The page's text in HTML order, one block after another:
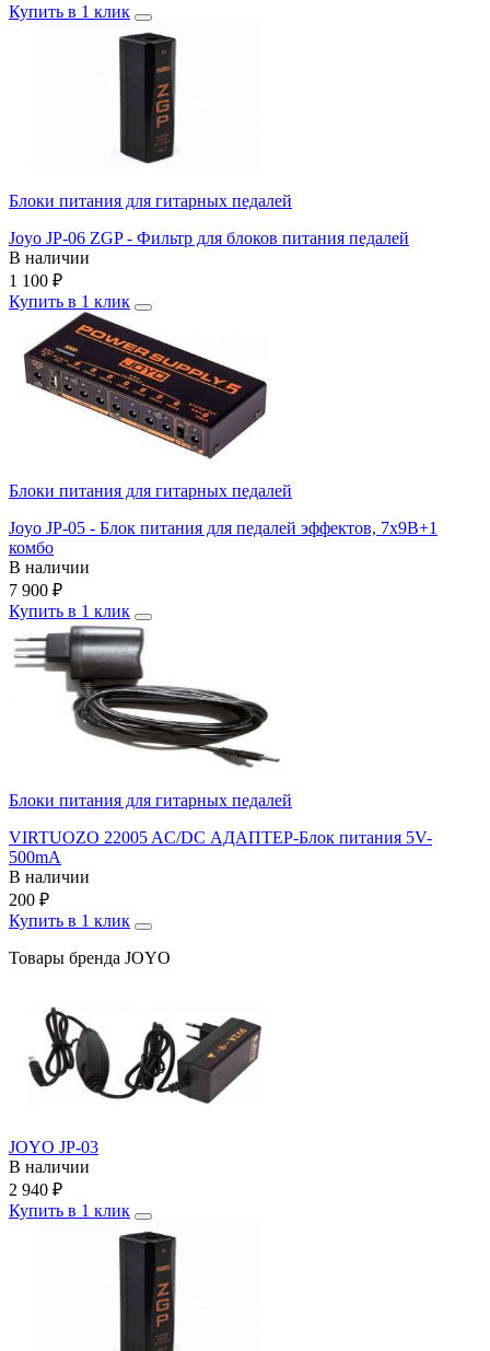
Купить в 1 клик
Блоки питания для гитарных педалей
Joyo JP-06 ZGP - Фильтр для блоков питания педалей
В наличии
1 100 ₽
Купить в 1 клик
Блоки питания для гитарных педалей
Joyo JP-05 - Блок питания для педалей эффектов, 7х9В+1
комбо
В наличии
7 900 ₽
Купить в 1 клик
Блоки питания для гитарных педалей
VIRTUOZO 22005 AC/DC АДАПТЕР-Блок питания 5V-
500mA
В наличии
200 ₽
Купить в 1 клик
Товары бренда JOYO
JOYO JP-03
В наличии
2 940 ₽
Купить в 1 клик